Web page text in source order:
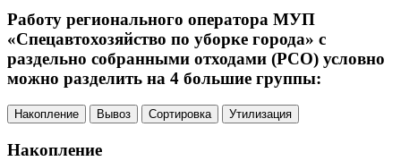
Работу регионального оператора МУП
«Спецавтохозяйство по уборке города» с
раздельно собранными отходами (РСО) условно
можно разделить на 4 большие группы:
Накопление Вывоз Сортировка Утилизация
Накопление